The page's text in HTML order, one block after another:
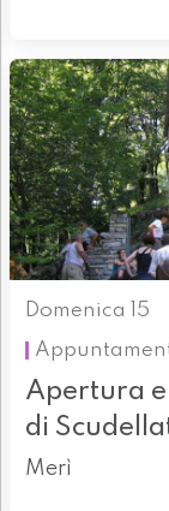
Domenica 15
Apertura
di
Merì